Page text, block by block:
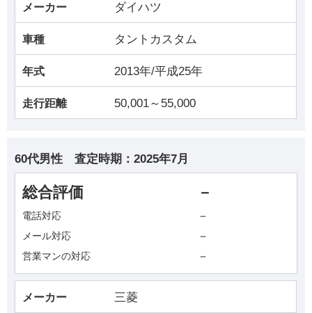
メーカー ダイハツ
車種 タントカスタム
年式 2013年/平成25年
走行距離 50,001～55,000
60代男性 査定時期： 2025年7月
総合評価 －
電話対応 －
メール対応 －
営業マンの対応 －
メーカー 三菱